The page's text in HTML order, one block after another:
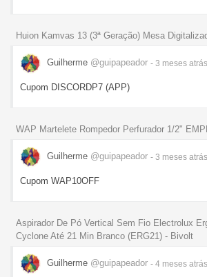
Huion Kamvas 13 (3ª Geração) Mesa
Guilherme @guipapeador - 3 meses atrás
Cupom DISCORDP7 (APP)
WAP Martelete Rompedor Perfurador 1/2"
Guilherme @guipapeador - 3 meses atrás
Cupom WAP10OFF
Aspirador De Pó Vertical Sem Fio Electrolux
Cyclone Até 21 Min Branco (ERG21) - Bivolt
Guilherme @guipapeador - 4 meses atrás